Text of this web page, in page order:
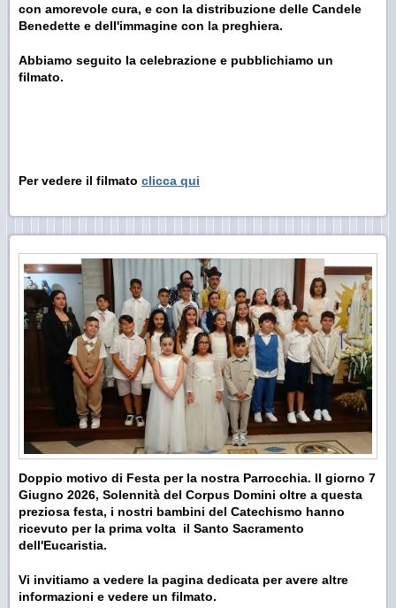
con amorevole cura, e con la distribuzione delle Candele
Benedette e dell'immagine con la preghiera.
Abbiamo seguito la celebrazione e pubblichiamo un
filmato.
Per vedere il filmato clicca qui
Doppio motivo di Festa per la nostra Parrocchia. Il giorno 7
Giugno 2026, Solennità del Corpus Domini oltre a questa
preziosa festa, i nostri bambini del Catechismo hanno
ricevuto per la prima volta il Santo Sacramento
dell'Eucaristia.
Vi invitiamo a vedere la pagina dedicata per avere altre
informazioni e vedere un filmato.